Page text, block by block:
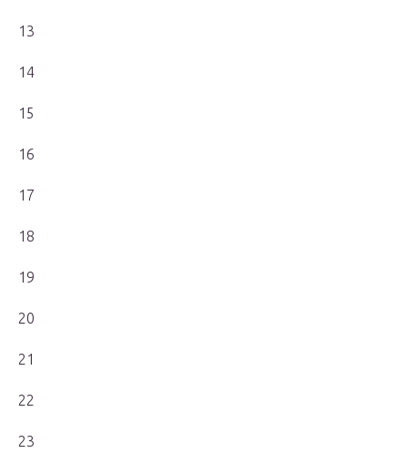
13
14
15
16
17
18
19
20
21
22
23